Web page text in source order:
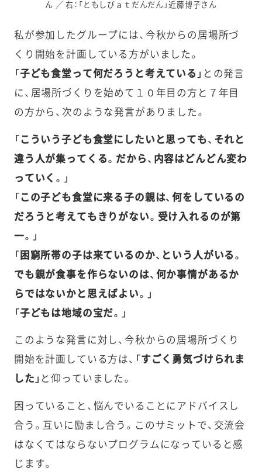
ん ／ 右：「ともしびａｔだんだん」近藤博子さん
私が参加したグループには、今秋からの居場所づ
くり開始を計画している方がいました。
「子ども食堂って何だろうと考えている」 との発言
に、居場所づくりを始めて１０年目の方と７年目
の方から、次のような発言がありました。
「こういう子ども食堂にしたいと思っても、それと
違う人が集ってくる。だから、内容はどんどん変わ
っていく。」
「この子ども食堂に来る子の親は、何をしているの
だろうと考えてもきりがない。受け入れるのが第
一。」
「困窮所帯の子は来ているのか、という人がいる。
でも親が食事を作らないのは、何か事情があるか
らではないかと思えばよい。」
「子どもは地域の宝だ。」
このような発言に対し、今秋からの居場所づくり
開始を計画している方は、 「すごく勇気づけられま
した」 と仰っていました。
困っていること、悩んでいることにアドバイスし
合う。互いに励まし合う。このサミットで、交流会
はなくてはならないプログラムになっていると感
じます。